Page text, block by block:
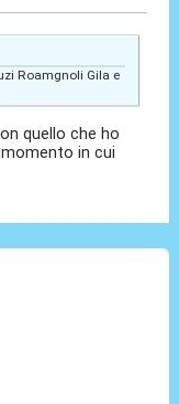
Roamgnoli Gila e
quello che ho
in cui